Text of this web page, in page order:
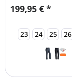
199,95 € *
23 24 25 26